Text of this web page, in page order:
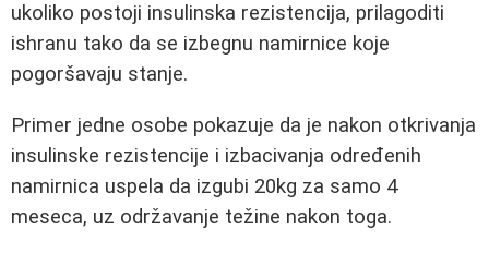
ukoliko postoji insulinska rezistencija, prilagoditi
ishranu tako da se izbegnu namirnice koje
pogoršavaju stanje.
Primer jedne osobe pokazuje da je nakon otkrivanja
insulinske rezistencije i izbacivanja određenih
namirnica uspela da izgubi 20kg za samo 4
meseca, uz održavanje težine nakon toga.